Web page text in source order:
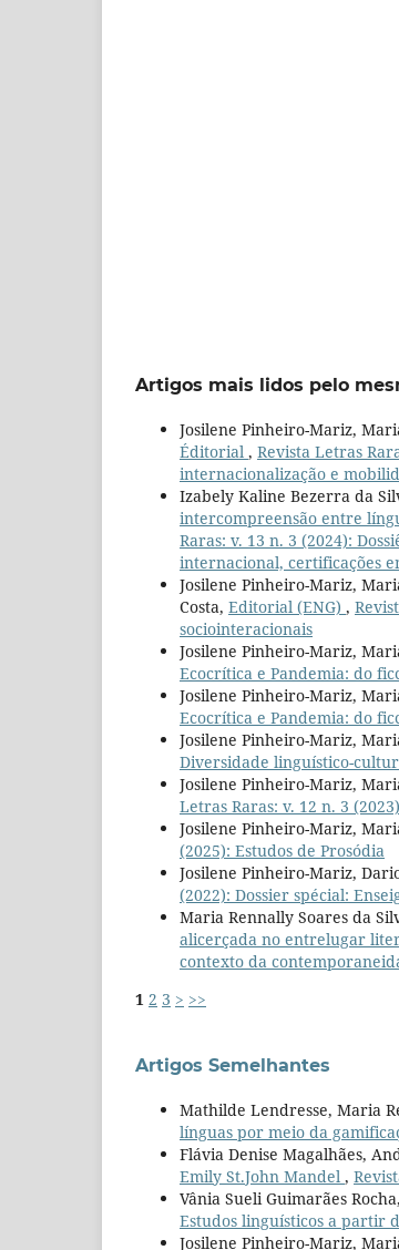
Artigos mais lidos pelo
Josilene Pinheiro-Mariz,
Éditorial , Revista Letras
internacionalização e
Izabely Kaline Bezerra da
intercompreensão entre
Raras: v. 13 n. 3 (2024):
internacional, certificações
Josilene Pinheiro-Mariz,
Costa, Editorial (ENG) ,
sociointeracionais
Josilene Pinheiro-Mariz,
Ecocrítica e Pandemia: do
Josilene Pinheiro-Mariz,
Ecocrítica e Pandemia: do
Josilene Pinheiro-Mariz,
Diversidade linguístico-
Josilene Pinheiro-Mariz,
Letras Raras: v. 12 n. 3
Josilene Pinheiro-Mariz,
(2025): Estudos de Prosódia
Josilene Pinheiro-Mariz,
(2022): Dossier spécial:
Maria Rennally Soares da
alicerçada no entrelugar
contexto da
1 2 3 > >>
Artigos Semelhantes
Mathilde Lendresse, Maria
línguas por meio da
Flávia Denise Magalhães,
Emily St.John Mandel ,
Vânia Sueli Guimarães
Estudos linguísticos a partir
Josilene Pinheiro-Mariz,